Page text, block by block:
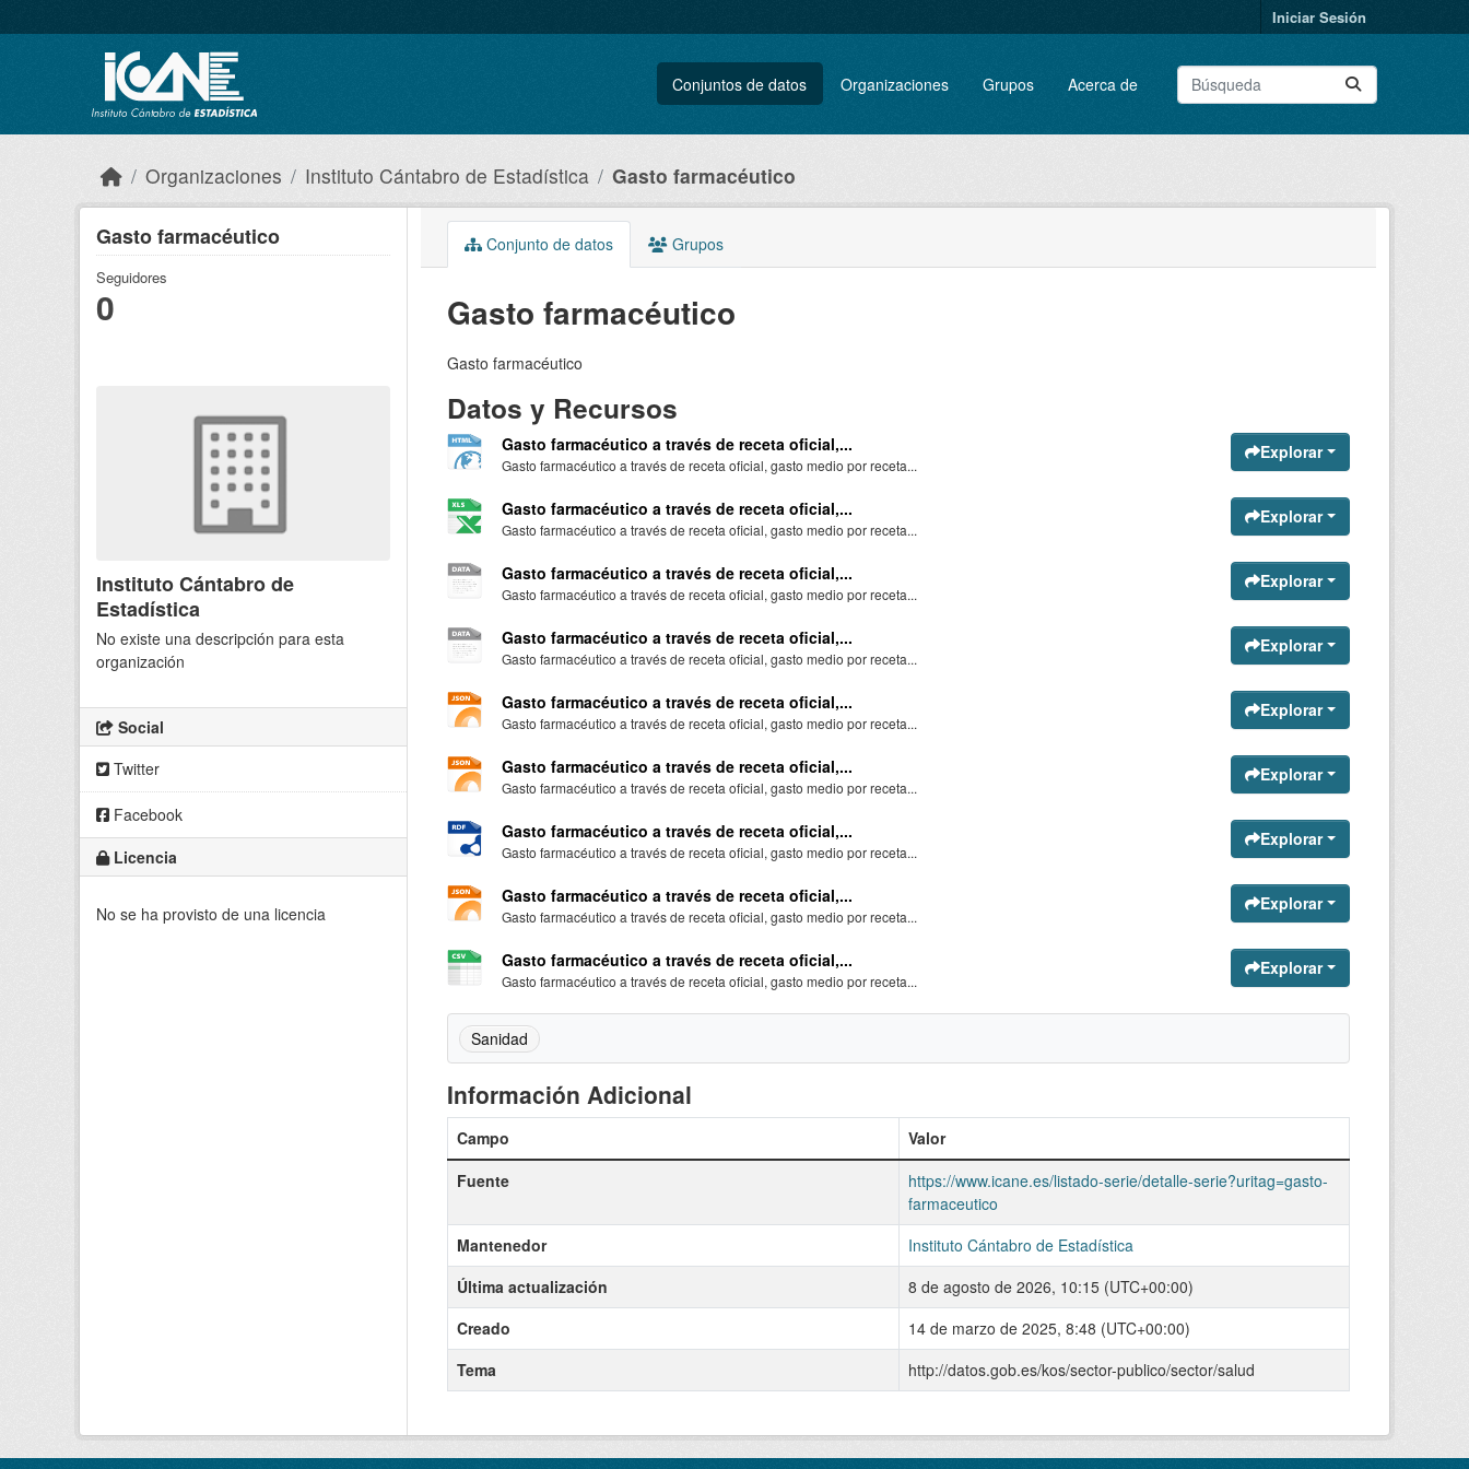
Iniciar Sesión
Conjuntos de datos Organizaciones Grupos Acerca de
Organizaciones Instituto Cántabro de Estadística Gasto farmacéutico
Gasto farmacéutico
Seguidores
0
Instituto Cántabro de
Estadística
No existe una descripción para esta
organización
Social
Twitter
Facebook
Licencia
No se ha provisto de una licencia
Conjunto de datos Grupos
Gasto farmacéutico
Gasto farmacéutico
Datos y Recursos
Gasto farmacéutico a través de receta oficial,...
Gasto farmacéutico a través de receta oficial, gasto medio por receta...
Explorar
Gasto farmacéutico a través de receta oficial,...
Gasto farmacéutico a través de receta oficial, gasto medio por receta...
Explorar
Gasto farmacéutico a través de receta oficial,...
Gasto farmacéutico a través de receta oficial, gasto medio por receta...
Explorar
Gasto farmacéutico a través de receta oficial,...
Gasto farmacéutico a través de receta oficial, gasto medio por receta...
Explorar
Gasto farmacéutico a través de receta oficial,...
Gasto farmacéutico a través de receta oficial, gasto medio por receta...
Explorar
Gasto farmacéutico a través de receta oficial,...
Gasto farmacéutico a través de receta oficial, gasto medio por receta...
Explorar
Gasto farmacéutico a través de receta oficial,...
Gasto farmacéutico a través de receta oficial, gasto medio por receta...
Explorar
Gasto farmacéutico a través de receta oficial,...
Gasto farmacéutico a través de receta oficial, gasto medio por receta...
Explorar
Gasto farmacéutico a través de receta oficial,...
Gasto farmacéutico a través de receta oficial, gasto medio por receta...
Explorar
Sanidad
Información Adicional
Campo
Valor
Fuente
https://www.icane.es/listado-serie/detalle-serie?uritag=gasto-
farmaceutico
Mantenedor
Instituto Cántabro de Estadística
Última actualización
8 de agosto de 2026, 10:15 (UTC+00:00)
Creado
14 de marzo de 2025, 8:48 (UTC+00:00)
Tema
http://datos.gob.es/kos/sector-publico/sector/salud